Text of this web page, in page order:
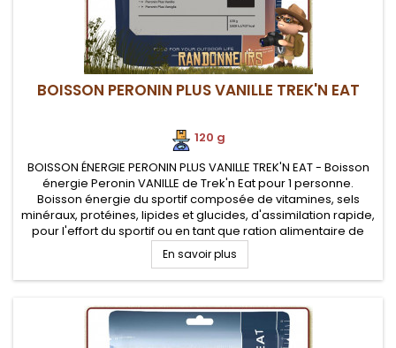
BOISSON PERONIN PLUS VANILLE TREK'N EAT
120 g
BOISSON ÉNERGIE PERONIN PLUS VANILLE TREK'N EAT - Boisson
énergie Peronin VANILLE de Trek'n Eat pour 1 personne.
Boisson énergie du sportif composée de vitamines, sels
minéraux, protéines, lipides et glucides, d'assimilation rapide,
pour l'effort du sportif ou en tant que ration alimentaire de
survie
En savoir plus